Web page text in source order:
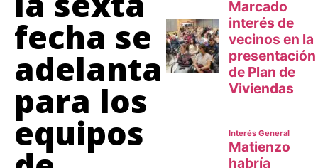
fecha se
adelanta
para los
equipos